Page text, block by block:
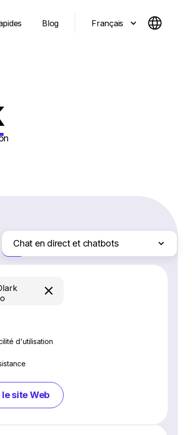
Blog Français
Chat en direct et chatbots
Création de site Web
Services d'hébergement Web
Logiciel CRM
Juste les différences
d'utilisation
site Web